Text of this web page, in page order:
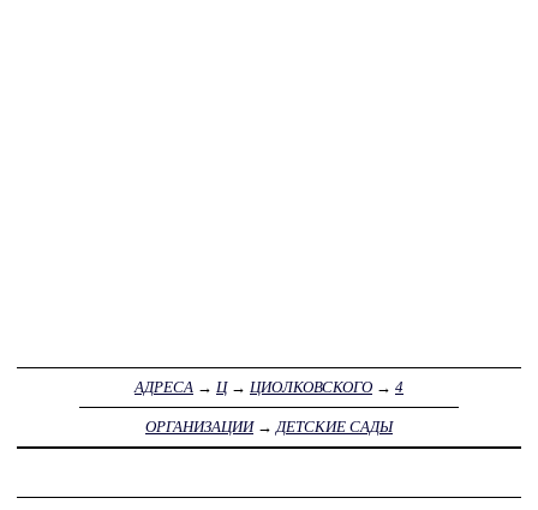
АДРЕСА → Ц→ ЦИОЛКОВСКОГО → 4
ОРГАНИЗАЦИИ→ДЕТСКИЕ САДЫ